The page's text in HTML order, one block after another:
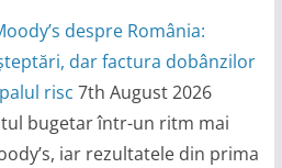
despre România:
dar factura dobânzilor
risc 7th August 2026
bugetar într-un ritm mai
iar rezultatele din prima